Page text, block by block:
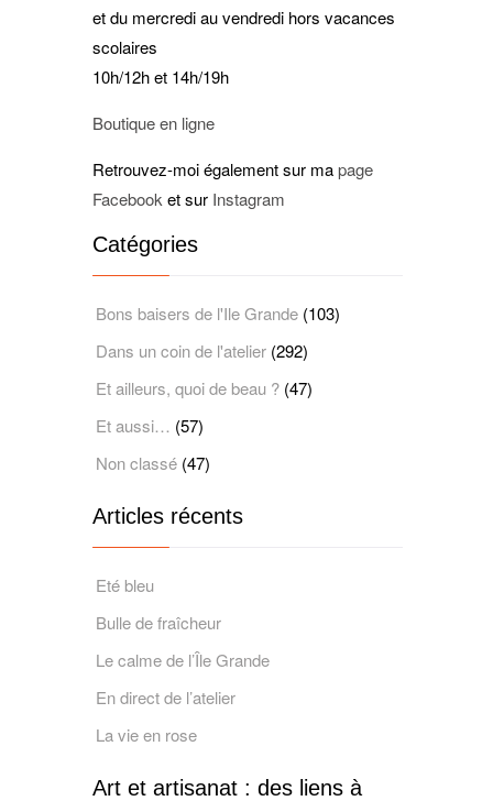
et du mercredi au vendredi hors vacances
scolaires
10h/12h et 14h/19h
Boutique en ligne
Retrouvez-moi également sur mapage
Facebook et sur Instagram
Catégories
Bons baisers de l'Ile Grande (103)
Dans un coin de l'atelier (292)
Et ailleurs, quoi de beau ? (47)
Et aussi… (57)
Non classé (47)
Articles récents
Eté bleu
Bulle de fraîcheur
Le calme de l’Île Grande
En direct de l’atelier
La vie en rose
Art et artisanat : des liens à